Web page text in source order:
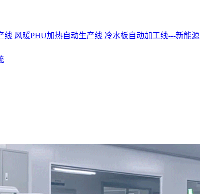
线 风暖PHU加热自动生产线 冷水板自动加工线---新能源